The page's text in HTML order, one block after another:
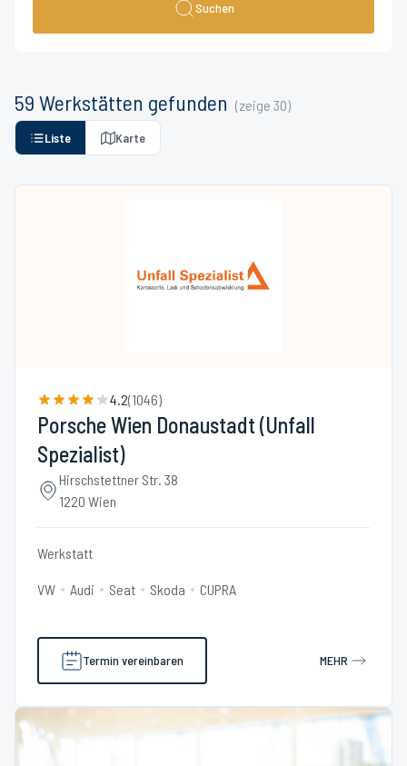
Suchen
59 Werkstätten gefunden (zeige 30)
Liste Karte
4.2(1046)
Porsche Wien Donaustadt (Unfall
Spezialist)
Hirschstettner Str. 38
1220 Wien
Werkstatt
VW Audi Seat Skoda CUPRA
Termin vereinbaren MEHR